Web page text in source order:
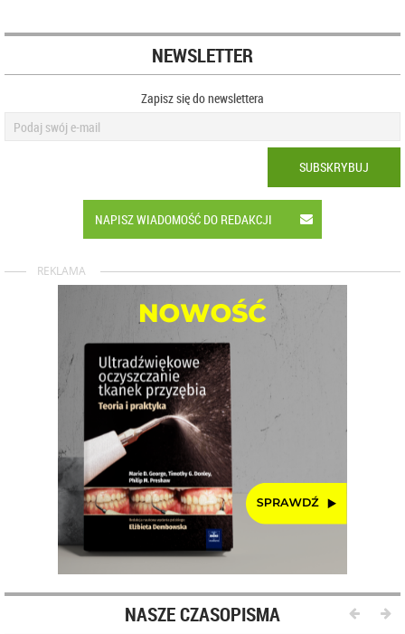
NEWSLETTER
Zapisz się do newslettera
SUBSKRYBUJ
NAPISZ WIADOMOŚĆ DO REDAKCJI
REKLAMA
NASZE CZASOPISMA